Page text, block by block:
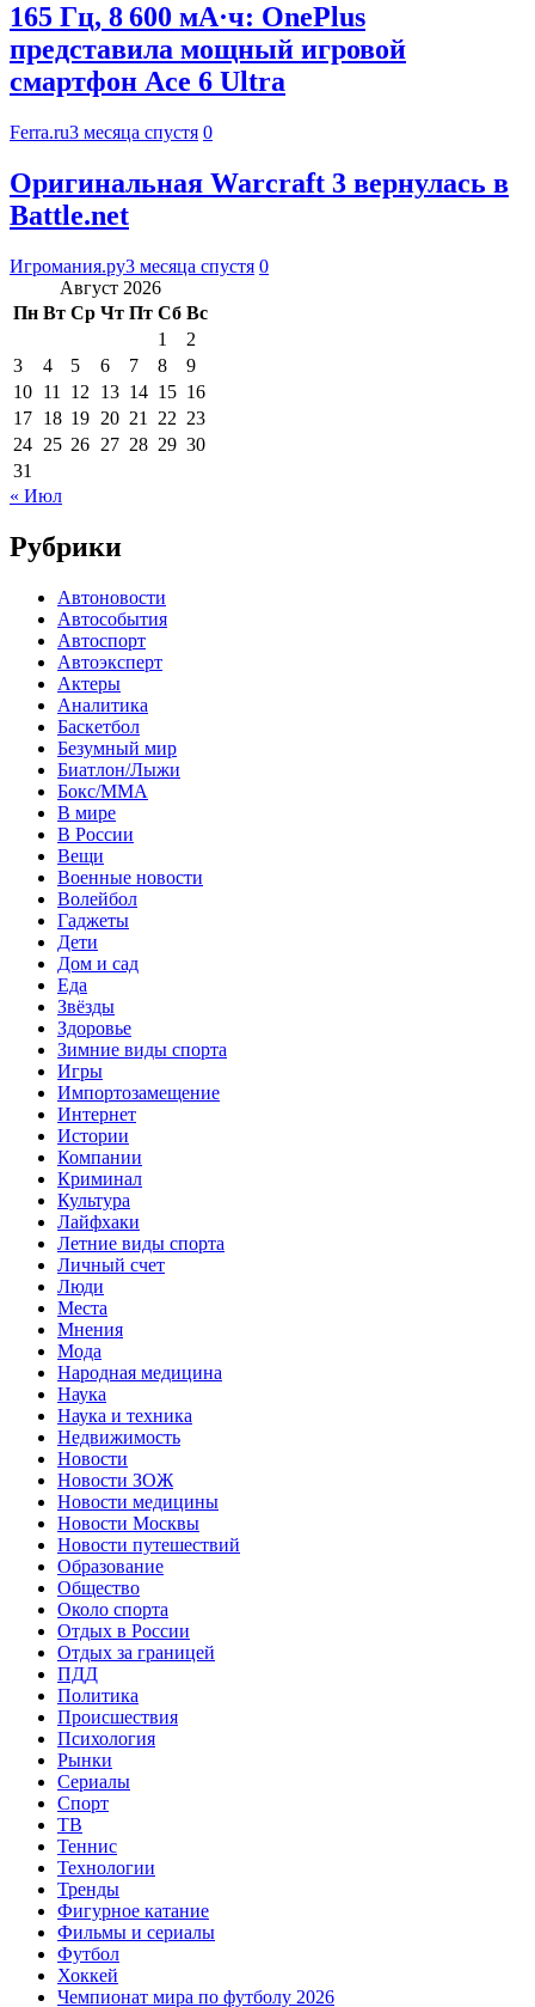
165 Гц, 8 600 мА·ч: OnePlus
представила мощный игровой
смартфон Ace 6 Ultra
Ferra.ru3 месяца спустя 0
Оригинальная Warcraft 3 вернулась в
Battle.net
Игромания.ру3 месяца спустя 0
Август 2026
Пн Вт Ср Чт Пт Сб Вс
1
2
3
4 5 6 7 8
9
10 11 12 13 14 15 16
17 18 19 20 21 22 23
24 25 26 27 28 29 30
31
« Июл
Рубрики
Автоновости
Автособытия
Автоспорт
Автоэксперт
Актеры
Аналитика
Баскетбол
Безумный мир
Биатлон/Лыжи
Бокс/MMA
В мире
В России
Вещи
Военные новости
Волейбол
Гаджеты
Дети
Дом и сад
Еда
Звёзды
Здоровье
Зимние виды спорта
Игры
Импортозамещение
Интернет
Истории
Компании
Криминал
Культура
Лайфхаки
Летние виды спорта
Личный счет
Люди
Места
Мнения
Мода
Народная медицина
Наука
Наука и техника
Недвижимость
Новости
Новости ЗОЖ
Новости медицины
Новости Москвы
Новости путешествий
Образование
Общество
Около спорта
Отдых в России
Отдых за границей
ПДД
Политика
Происшествия
Психология
Рынки
Сериалы
Спорт
ТВ
Теннис
Технологии
Тренды
Фигурное катание
Фильмы и сериалы
Футбол
Хоккей
Чемпионат мира по футболу 2026